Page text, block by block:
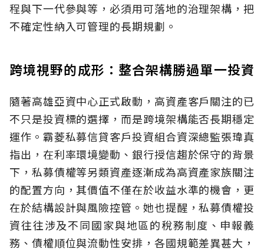
程與下一代參與等，必須用可落地的治理架構，把
不確定性納入可管理的長期規劃。
跨境視野的成形：整合架構勝過單一投資
隨著高雄亞資中心正式啟動，高資產客戶關注的已
不只是投資標的選擇，而是跨境架構能否長期穩定
運作。霸菱私募信貸客戶投資組合資深總監張瑋真
指出，在利率環境變動、銀行授信趨於保守的背景
下，私募債權等另類資產逐漸成為高資產家族關注
的配置方向，其價值不僅在於收益水準的機會，更
在於結構設計與風險控管。她也提醒，私募債權投
資往往涉及不同國家與地區的稅務制度、申報義
務、債權順位與流動性安排，各國規範差異甚大，